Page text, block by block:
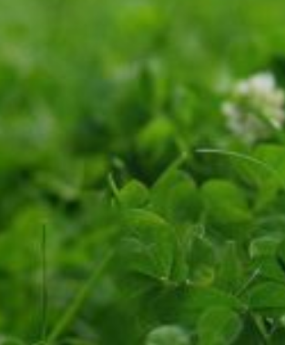
Hundehalsbändern aus Nylon
dass Hundehalsbänder aus Nylon sehr
aus Leder oder anderen Materialien
von Hundehalsbändern aus Nylon ist ihre
keine Sorgen machen, dass das Halsband
auch bei nasser Witterung in Form.
Nylon sind auch sehr leicht. Das macht sie
Auch für größere Hunde ist ein leichtes